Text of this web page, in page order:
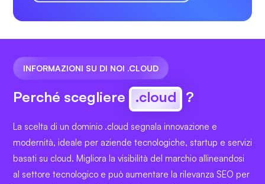
INFORMAZIONI SU DI NOI .CLOUD
Perché scegliere .cloud ?
La scelta di un dominio .cloud segnala innovazione e
modernità, ideale per aziende tecnologiche, startup e servizi
basati su cloud. Migliora la visibilità del marchio allineandosi
al settore tecnologico e può aumentare la rilevanza SEO per